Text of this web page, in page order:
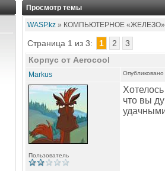
Просмотр темы
WASP.kz » КОМПЬЮТЕРНОЕ «ЖЕЛЕЗО»
Страница 1 из 3: 1 2
3
Корпус от Aerocool
Markus
Пользователь
что вы